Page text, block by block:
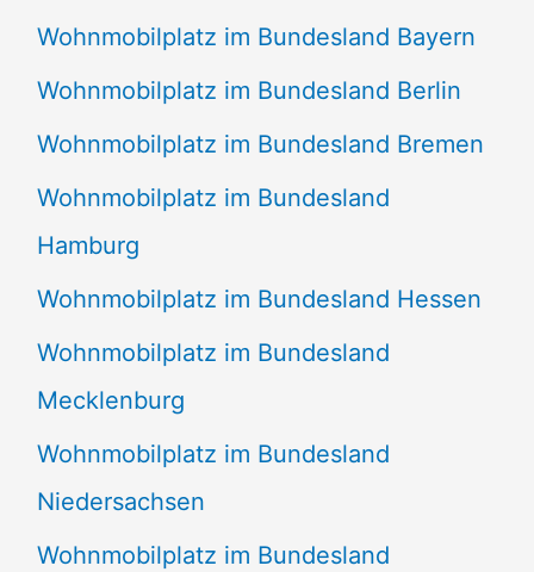
Wohnmobilplatz im Bundesland Bayern
Wohnmobilplatz im Bundesland Berlin
Wohnmobilplatz im Bundesland Bremen
Wohnmobilplatz im Bundesland
Hamburg
Wohnmobilplatz im Bundesland Hessen
Wohnmobilplatz im Bundesland
Mecklenburg
Wohnmobilplatz im Bundesland
Niedersachsen
Wohnmobilplatz im Bundesland